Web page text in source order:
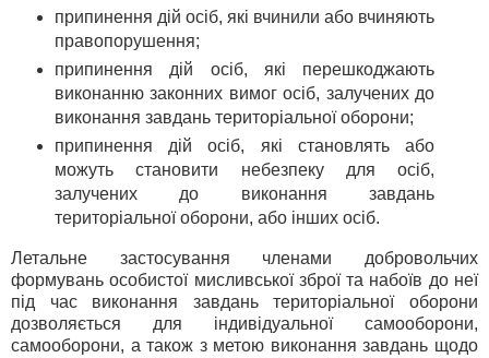
припинення дій осіб, які вчинили або вчиняють
правопорушення;
припинення дій осіб, які перешкоджають
виконанню законних вимог осіб, залучених до
виконання завдань територіальної оборони;
припинення дій осіб, які становлять або
можуть становити небезпеку для осіб,
залучених до виконання завдань
територіальної оборони, або інших осіб.
Летальне застосування членами добровольчих
формувань особистої мисливської зброї та набоїв до неї
під час виконання завдань територіальної оборони
дозволяється для індивідуальної самооборони,
самооборони, а також з метою виконання завдань щодо